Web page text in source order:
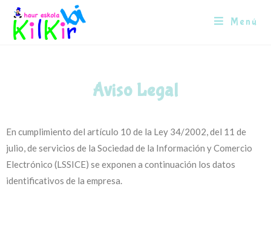
Menú
Aviso Legal
En cumplimiento del artículo 10 de la Ley 34/2002, del 11 de
julio, de servicios de la Sociedad de la Información y Comercio
Electrónico (LSSICE) se exponen a continuación los datos
identificativos de la empresa.